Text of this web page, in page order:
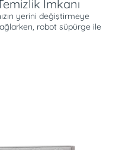
İmkanı
yerini değiştirmeye
robot süpürge ile